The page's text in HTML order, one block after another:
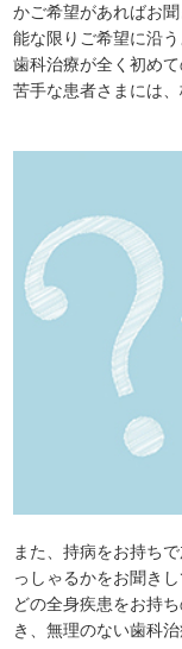
かご希望があればお
能な限りご希望に沿う
歯科治療が全く初め
苦手な患者さまには
また、持病をお持ち
っしゃるかをお聞き
どの全身疾患をお持
き、無理のない歯科